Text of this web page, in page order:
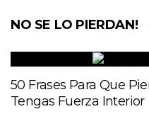
NO SE LO PIERDAN!
50 Frases Para Que
Tengas Fuerza Interior